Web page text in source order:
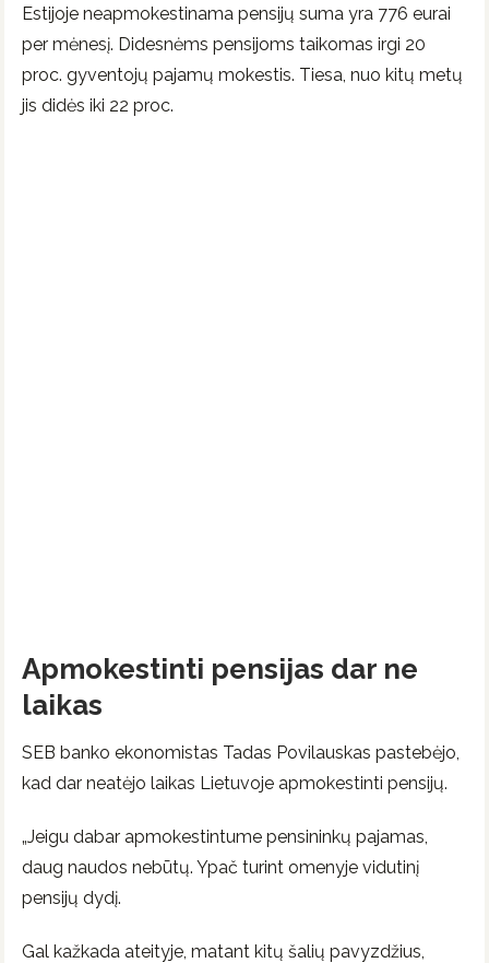
Estijoje neapmokestinama pensijų suma yra 776 eurai
per mėnesį. Didesnėms pensijoms taikomas irgi 20
proc. gyventojų pajamų mokestis. Tiesa, nuo kitų metų
jis didės iki 22 proc.
Apmokestinti pensijas dar ne
laikas
SEB banko ekonomistas Tadas Povilauskas pastebėjo,
kad dar neatėjo laikas Lietuvoje apmokestinti pensijų.
„Jeigu dabar apmokestintume pensininkų pajamas,
daug naudos nebūtų. Ypač turint omenyje vidutinį
pensijų dydį.
Gal kažkada ateityje, matant kitų šalių pavyzdžius,